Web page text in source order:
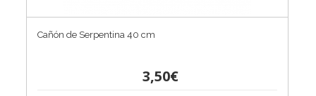
Cañón de Serpentina 40 cm
3,50€